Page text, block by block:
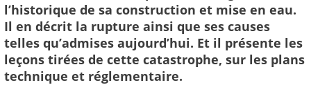
l’historique de sa construction et mise en eau.
Il en décrit la rupture ainsi que ses causes
telles qu’admises aujourd’hui. Et il présente les
leçons tirées de cette catastrophe, sur les plans
technique et réglementaire.